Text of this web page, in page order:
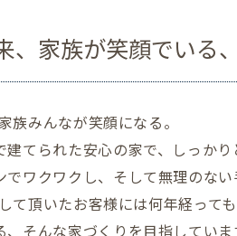
、家族が笑顔でいる
族みんなが笑顔になる。
てられた安心の家で、しっかり
ワクワクし、そして無理のない
て頂いたお客様には何年経って
そんな家づくりを目指していま